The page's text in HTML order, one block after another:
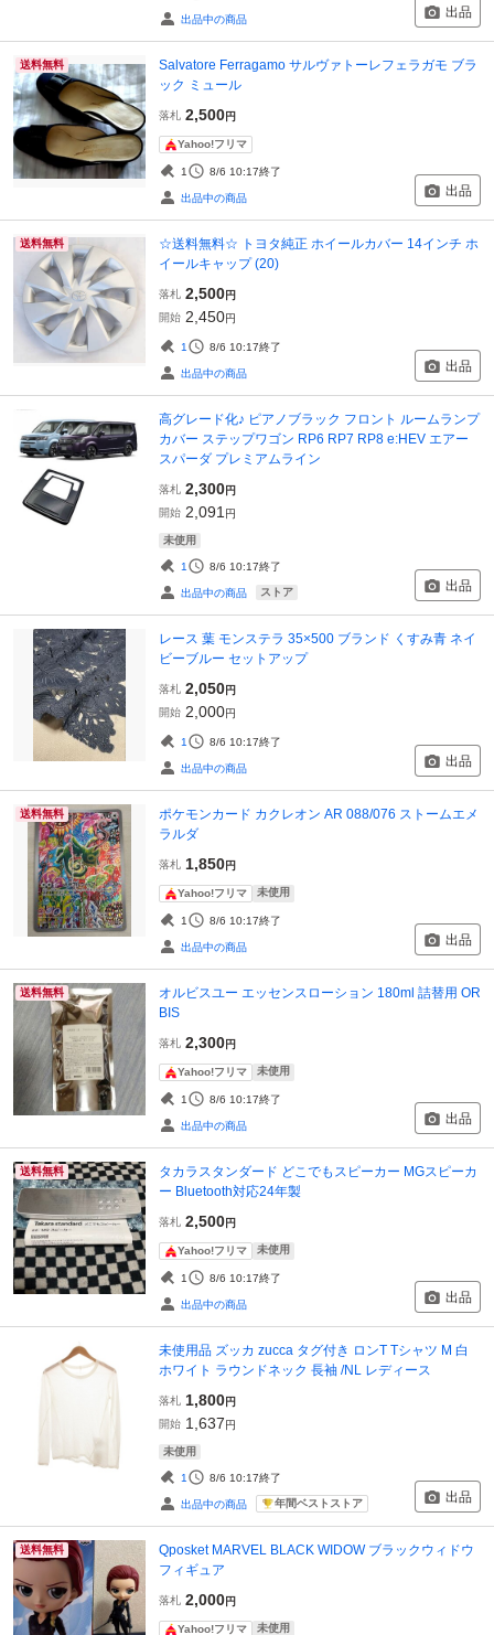
出品中の商品 出品
送料無料
Salvatore Ferragamo サルヴァトーレフェラガモ ブラ
ック ミュール
落札 2,500円
Yahoo!フリマ
1 8/6 10:17終了
出品中の商品 出品
送料無料
☆送料無料☆ トヨタ純正 ホイールカバー 14インチ ホ
イールキャップ (20)
落札 2,500円
開始 2,450円
1 8/6 10:17終了
出品中の商品 出品
高グレード化♪ ピアノブラック フロント ルームランプ
カバー ステップワゴン RP6 RP7 RP8 e:HEV エアー
スパーダ プレミアムライン
落札 2,300円
開始 2,091 円
未使用
1 8/6 10:17終了
出品中の商品 ストア 出品
レース 葉 モンステラ 35×500 ブランド くすみ青 ネイ
ビーブルー セットアップ
落札 2,050円
開始 2,000円
1 8/6 10:17終了
出品中の商品 出品
送料無料
ポケモンカード カクレオン AR 088/076 ストームエメ
ラルダ
落札 1,850円
Yahoo!フリマ 未使用
1 8/6 10:17終了
出品中の商品 出品
送料無料
オルビスユー エッセンスローション 180ml 詰替用 OR
BIS
落札 2,300円
Yahoo!フリマ 未使用
1 8/6 10:17終了
出品中の商品 出品
送料無料
タカラスタンダード どこでもスピーカー MGスピーカ
ー Bluetooth対応24年製
落札 2,500円
Yahoo!フリマ 未使用
1 8/6 10:17終了
出品中の商品 出品
未使用品 ズッカ zucca タグ付き ロンT Tシャツ M 白
ホワイト ラウンドネック 長袖 /NL レディース
落札 1,800円
開始 1,637円
未使用
1 8/6 10:17終了
出品中の商品 年間ベストストア 出品
送料無料
Qposket MARVEL BLACK WIDOW ブラックウィドウ
フィギュア
落札 2,000円
Yahoo!フリマ 未使用